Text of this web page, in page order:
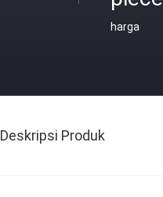
harga
Deskripsi Produk